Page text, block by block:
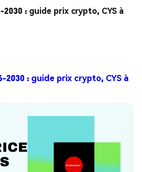
2030 : guide prix crypto, CYS à
2030 : guide prix crypto, CYS à